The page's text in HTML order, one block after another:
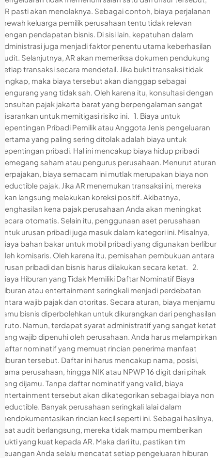
AR pasti akan menolaknya. Sebagai contoh, biaya perjalanan
mewah keluarga pemilik perusahaan tentu tidak relevan
dengan pendapatan bisnis. Di sisi lain, kepatuhan dalam
administrasi juga menjadi faktor penentu utama keberhasilan
audit. Selanjutnya, AR akan memeriksa dokumen pendukung
setiap transaksi secara mendetail. Jika bukti transaksi tidak
lengkap, maka biaya tersebut akan dianggap sebagai
pengurang yang tidak sah. Oleh karena itu, konsultasi dengan
konsultan pajak jakarta barat yang berpengalaman sangat
disarankan untuk memitigasi risiko ini. 1. Biaya untuk
Kepentingan Pribadi Pemilik atau Anggota Jenis pengeluaran
pertama yang paling sering ditolak adalah biaya untuk
kepentingan pribadi. Hal ini mencakup biaya hidup pribadi
pemegang saham atau pengurus perusahaan. Menurut aturan
perpajakan, biaya semacam ini mutlak merupakan biaya non
deductible pajak. Jika AR menemukan transaksi ini, mereka
akan langsung melakukan koreksi positif. Akibatnya,
penghasilan kena pajak perusahaan Anda akan meningkat
secara otomatis. Selain itu, penggunaan aset perusahaan
untuk urusan pribadi juga masuk dalam kategori ini. Misalnya,
biaya bahan bakar untuk mobil pribadi yang digunakan berlibur
oleh komisaris. Oleh karena itu, pemisahan pembukuan antara
urusan pribadi dan bisnis harus dilakukan secara ketat. 2.
Biaya Hiburan yang Tidak Memiliki Daftar Nominatif Biaya
hiburan atau entertainment seringkali menjadi perdebatan
antara wajib pajak dan otoritas. Secara aturan, biaya menjamu
tamu bisnis diperbolehkan untuk dikurangkan dari penghasilan
bruto. Namun, terdapat syarat administratif yang sangat ketat
yang wajib dipenuhi oleh perusahaan. Anda harus melampirkan
daftar nominatif yang memuat rincian penerima manfaat
hiburan tersebut. Daftar ini harus mencakup nama, posisi,
nama perusahaan, hingga NIK atau NPWP 16 digit dari pihak
yang dijamu. Tanpa daftar nominatif yang valid, biaya
entertainment tersebut akan dikategorikan sebagai biaya non
deductible. Banyak perusahaan seringkali lalai dalam
mendokumentasikan rincian kecil seperti ini. Sebagai hasilnya,
saat audit berlangsung, mereka tidak mampu memberikan
bukti yang kuat kepada AR. Maka dari itu, pastikan tim
keuangan Anda selalu mencatat setiap pengeluaran hiburan